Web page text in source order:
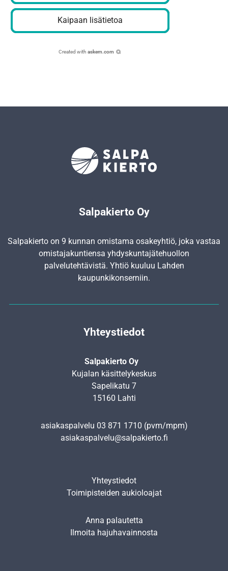
Kaipaan lisätietoa
Created with askem.com
Salpakierto Oy
Salpakierto on 9 kunnan omistama osakeyhtiö, joka vastaa
omistajakuntiensa yhdyskunta­jätehuollon
palvelutehtävistä. Yhtiö kuuluu Lahden
kaupunkikonserniin.
Yhteystiedot
Salpakierto Oy
Kujalan käsittelykeskus
Sapelikatu 7
15160 Lahti
asiakaspalvelu 03 871 1710 (pvm/mpm)
asiakaspalvelu@salpakierto.fi
Yhteystiedot
Toimipisteiden aukioloajat
Anna palautetta
Ilmoita hajuhavainnosta